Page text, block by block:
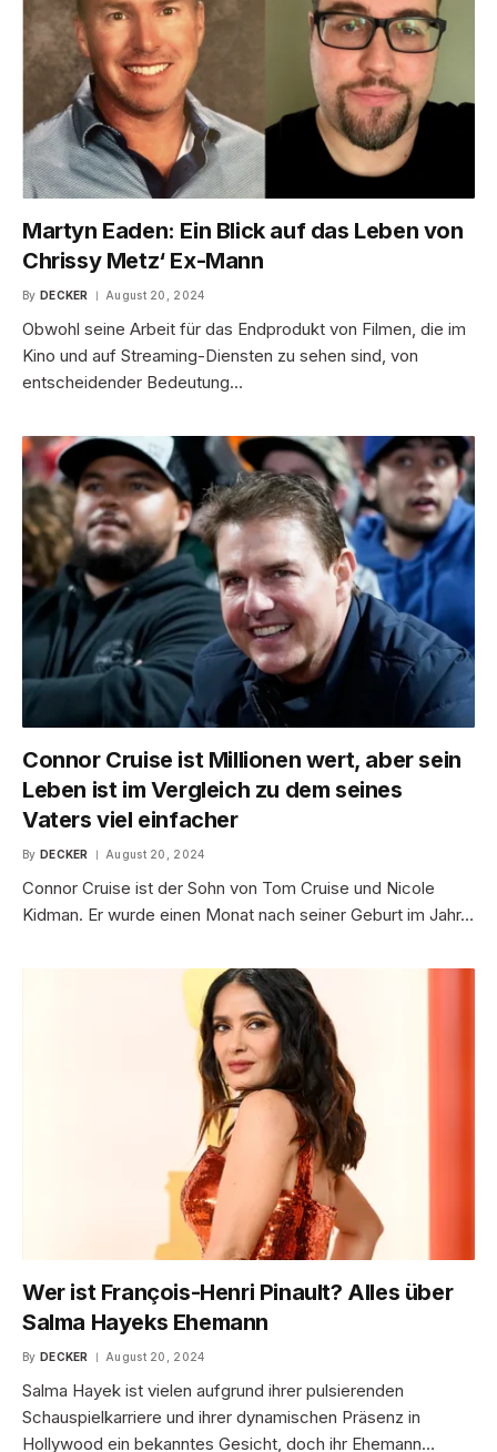
Martyn Eaden: Ein Blick auf das Leben von
Chrissy Metz‘ Ex-Mann
By DECKER August 20, 2024
Obwohl seine Arbeit für das Endprodukt von Filmen, die im
Kino und auf Streaming-Diensten zu sehen sind, von
entscheidender Bedeutung…
Connor Cruise ist Millionen wert, aber sein
Leben ist im Vergleich zu dem seines
Vaters viel einfacher
By DECKER August 20, 2024
Connor Cruise ist der Sohn von Tom Cruise und Nicole
Kidman. Er wurde einen Monat nach seiner Geburt im Jahr…
Wer ist François-Henri Pinault? Alles über
Salma Hayeks Ehemann
By DECKER August 20, 2024
Salma Hayek ist vielen aufgrund ihrer pulsierenden
Schauspielkarriere und ihrer dynamischen Präsenz in
Hollywood ein bekanntes Gesicht, doch ihr Ehemann…